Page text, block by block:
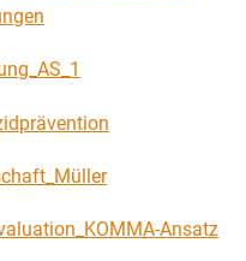
Ansatz